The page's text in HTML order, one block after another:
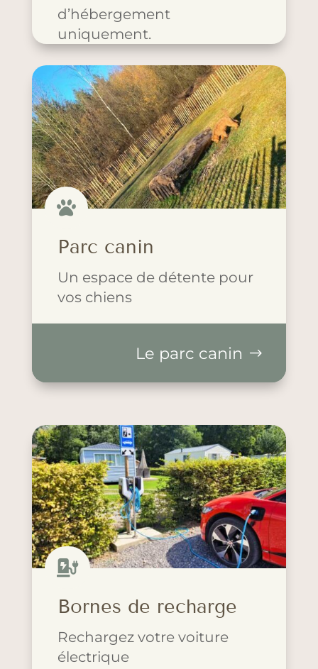
d’hébergement
uniquement.

Parc canin
Un espace de détente pour
vos chiens
Le parc canin

Bornes de recharge
Rechargez votre voiture
électrique